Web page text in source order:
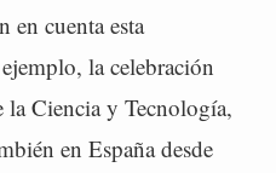
en cuenta esta
la celebración
la Ciencia y Tecnología,
en España desde